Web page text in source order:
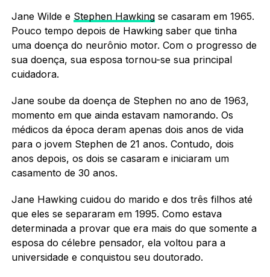
Jane Wilde e Stephen Hawkingse casaram em 1965.
Pouco tempo depois de Hawking saber que tinha
uma doença do neurônio motor. Com o progresso de
sua doença, sua esposa tornou-se sua principal
cuidadora.
Jane soube da doença de Stephen no ano de 1963,
momento em que ainda estavam namorando. Os
médicos da época deram apenas dois anos de vida
para o jovem Stephen de 21 anos. Contudo, dois
anos depois, os dois se casaram e iniciaram um
casamento de 30 anos.
Jane Hawking cuidou do marido e dos três filhos até
que eles se separaram em 1995. Como estava
determinada a provar que era mais do que somente a
esposa do célebre pensador, ela voltou para a
universidade e conquistou seu doutorado.